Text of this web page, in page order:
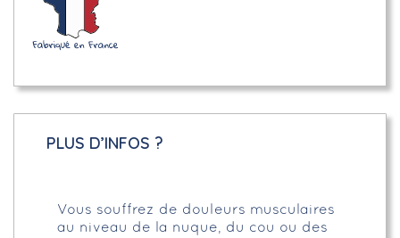
PLUS D’INFOS ?
Vous souffrez de douleurs musculaires
au niveau de la nuque, du cou ou des